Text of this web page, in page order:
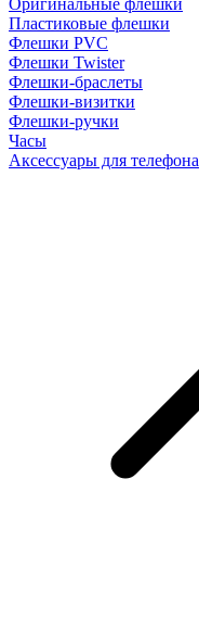
Оригинальные флешки
Пластиковые флешки
Флешки PVC
Флешки Twister
Флешки-браслеты
Флешки-визитки
Флешки-ручки
Часы
Аксессуары для телефона